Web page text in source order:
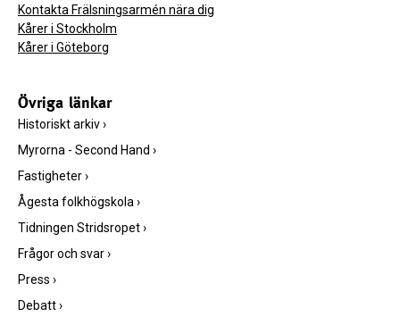
Kontakta Frälsningsarmén nära dig
Kårer i Stockholm
Kårer i Göteborg
Övriga länkar
Historiskt arkiv›
Myrorna - Second Hand ›
Fastigheter›
Ågesta folkhögskola›
Tidningen Stridsropet›
Frågor och svar›
Press ›
Debatt›